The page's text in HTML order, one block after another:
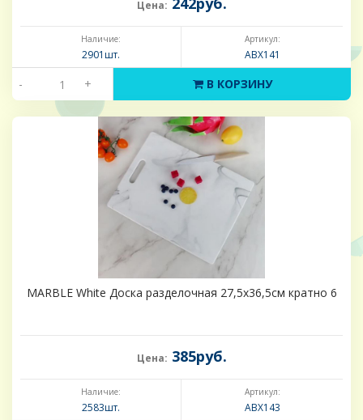
Цена:
Наличие:
2901шт.
Артикул:
ABX141
- + В КОРЗИНУ
MARBLE White Доска разделочная 27,5х36,5см кратно 6
Цена: 385руб.
Наличие:
2583шт.
Артикул:
ABX143